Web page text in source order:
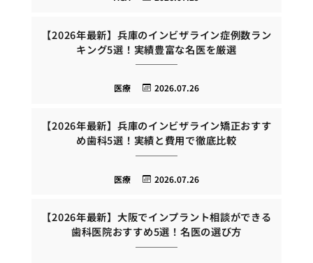
【2026年最新】兵庫のインビザライン症例数ラン
キング5選！実績豊富な名医を厳選
2026.07.26
医療
【2026年最新】兵庫のインビザライン矯正おすす
め歯科5選！実績と費用で徹底比較
2026.07.26
医療
【2026年最新】大阪でインプラント相談ができる
歯科医院おすすめ5選！名医の選び方